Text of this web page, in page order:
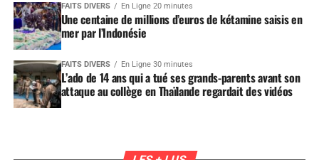
FAITS DIVERS En Ligne 20 minutes
Une centaine de millions d’euros de kétamine saisis en
mer par l’Indonésie
FAITS DIVERS En Ligne 30 minutes
L’ado de 14 ans qui a tué ses grands-parents avant son
attaque au collège en Thaïlande regardait des vidéos